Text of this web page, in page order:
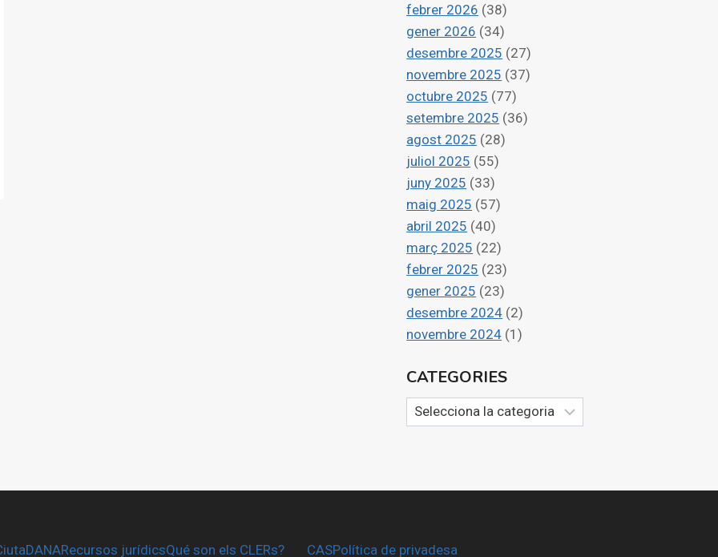
febrer 2026 (38)
gener 2026 (34)
desembre 2025 (27)
novembre 2025 (37)
octubre 2025 (77)
setembre 2025 (36)
agost 2025 (28)
juliol 2025 (55)
juny 2025 (33)
maig 2025 (57)
abril 2025 (40)
març 2025 (22)
febrer 2025 (23)
gener 2025 (23)
desembre 2024 (2)
novembre 2024 (1)
CATEGORIES
Categories
Recursos jurídicsQué son els CLERs? CASPolítica de privadesa